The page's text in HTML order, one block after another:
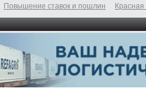
Повышение ставок и пошлин